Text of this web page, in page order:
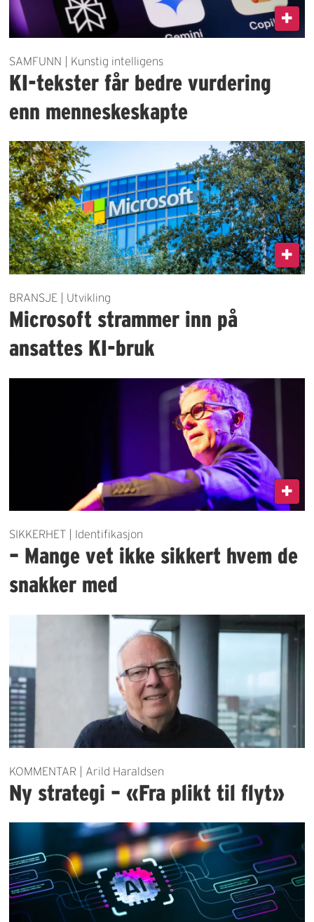
SAMFUNN | Kunstig intelligens
KI-tekster får bedre vurdering
enn menneskeskapte
BRANSJE | Utvikling
Microsoft strammer inn på
ansattes KI-bruk
SIKKERHET | Identifikasjon
– Mange vet ikke sikkert hvem de
snakker med
KOMMENTAR | Arild Haraldsen
Ny strategi – «Fra plikt til flyt»